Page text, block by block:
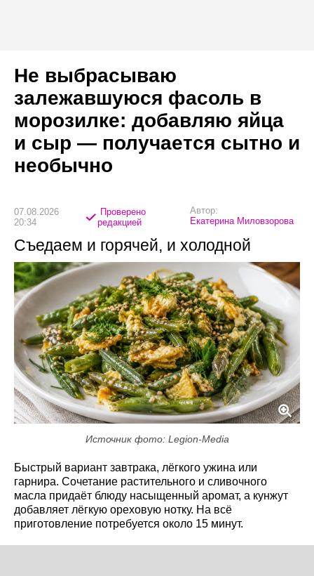
Не выбрасываю
залежавшуюся фасоль в
морозилке: добавляю яйца
и сыр — получается сытно и
необычно
07.08.2026
20:34
Проверено
редакцией
Автор:
Екатерина Миловзорова
Съедаем и горячей, и холодной
Источник фото: Legion-Media
Быстрый вариант завтрака, лёгкого ужина или
гарнира. Сочетание растительного и сливочного
масла придаёт блюду насыщенный аромат, а кунжут
добавляет лёгкую ореховую нотку. На всё
приготовление потребуется около 15 минут.